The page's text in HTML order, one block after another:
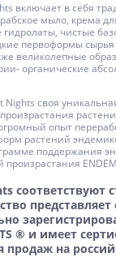
включает в себя
мыло, крема
чистые
первоформы
великолепные
органические
Nights своя
опыт
растений
поддержания
соответствуют
® и имеет
продаж на